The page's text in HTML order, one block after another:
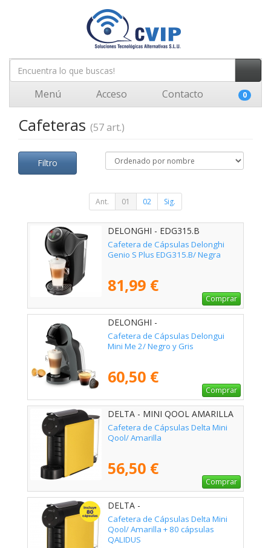
Menú Acceso Contacto 0
Cafeteras (57 art.)
Filtro
Ant. 01 02 Sig.
DELONGHI - EDG315.B
Cafetera de Cápsulas Delonghi
Genio S Plus EDG315.B/ Negra
81,99 €
Comprar
DELONGHI -
Cafetera de Cápsulas Delongui
Mini Me 2/ Negro y Gris
60,50 €
Comprar
DELTA - MINI QOOL AMARILLA
Cafetera de Cápsulas Delta Mini
Qool/ Amarilla
56,50 €
Comprar
DELTA -
Cafetera de Cápsulas Delta Mini
Qool/ Amarilla + 80 cápsulas
QALIDUS